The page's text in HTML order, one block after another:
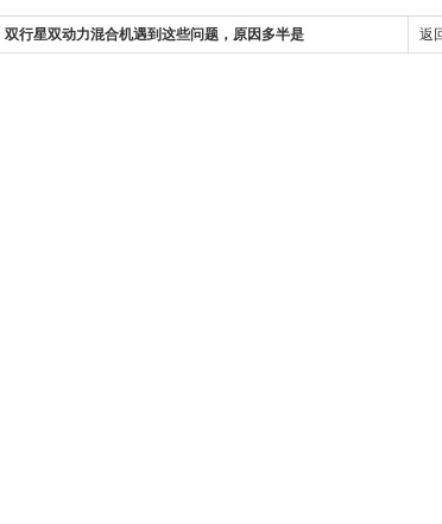
双行星双动力混合机遇到这些问题，原因多半是 返